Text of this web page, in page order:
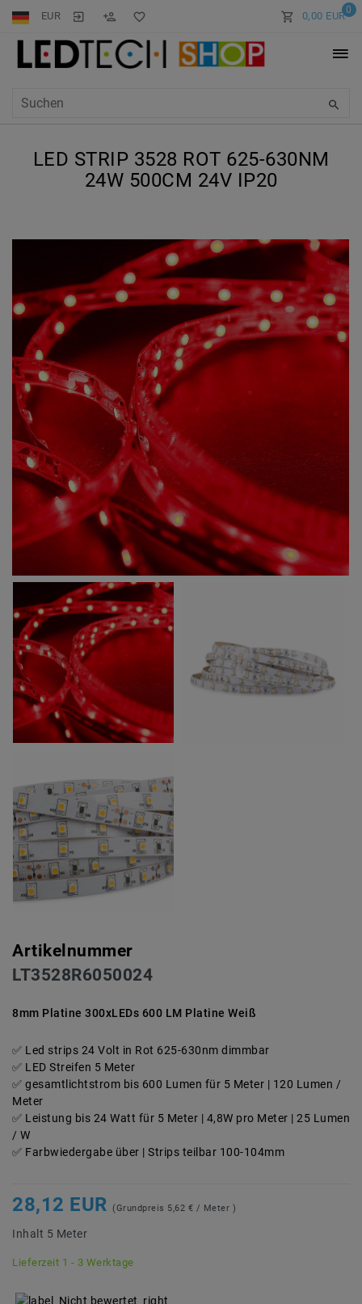
EUR 0
0,00 EUR
LED STRIP 3528 ROT 625-630NM
24W 500CM 24V IP20
Artikelnummer
LT3528R6050024
8mm Platine 300xLEDs 600 LM Platine Weiß
Led strips 24 Volt in Rot 625-630nm dimmbar
LED Streifen 5 Meter
gesamtlichtstrom bis 600 Lumen für 5 Meter | 120 Lumen /
Meter
Leistung bis 24 Watt für 5 Meter | 4,8W pro Meter | 25 Lumen
/ W
Farbwiedergabe über | Strips teilbar 100-104mm
28,12 EUR (Grundpreis 5,62 € / Meter )
Inhalt 5 Meter
Lieferzeit 1 - 3 Werktage